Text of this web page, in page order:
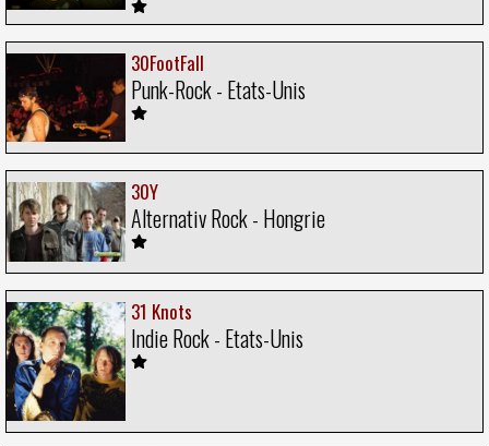
30FootFall
Punk-Rock - Etats-Unis
30Y
Alternativ Rock - Hongrie
31 Knots
Indie Rock - Etats-Unis